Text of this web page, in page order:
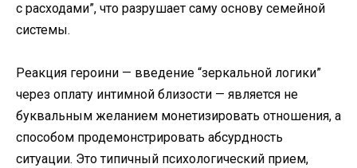
с расходами”, что разрушает саму основу семейной
системы.
Реакция героини — введение “зеркальной логики”
через оплату интимной близости — является не
буквальным желанием монетизировать отношения, а
способом продемонстрировать абсурдность
ситуации. Это типичный психологический прием,